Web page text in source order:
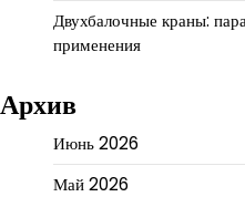
Двухбалочные краны:
применения
Архив
Июнь 2026
Май 2026